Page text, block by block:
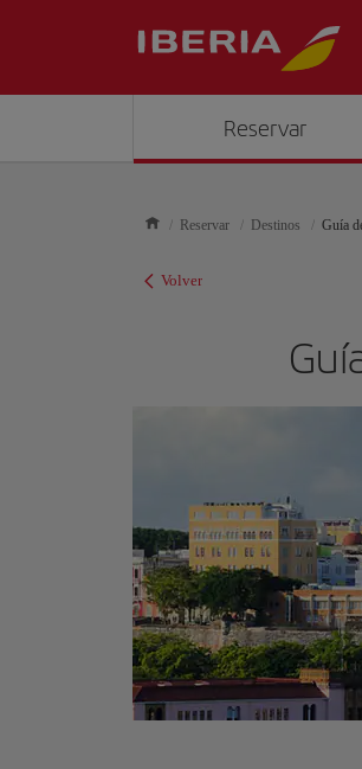
Reservar
Reservar Destinos Guía
Volver